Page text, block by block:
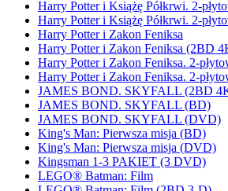
Harry Potter i Książę Półkrwi. 2-
Harry Potter i Książę Półkrwi. 2-
Harry Potter i Zakon Feniksa
Harry Potter i Zakon Feniksa (2BD
Harry Potter i Zakon Feniksa. 2-
Harry Potter i Zakon Feniksa. 2-
JAMES BOND. SKYFALL (2BD
JAMES BOND. SKYFALL (BD)
JAMES BOND. SKYFALL (DVD)
King's Man: Pierwsza misja (BD)
King's Man: Pierwsza misja (DVD)
Kingsman 1-3 PAKIET (3 DVD)
LEGO® Batman: Film